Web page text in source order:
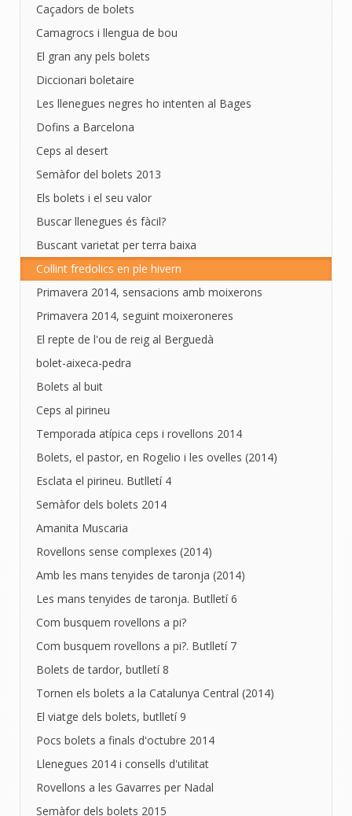
Caçadors de bolets
Camagrocs i llengua de bou
El gran any pels bolets
Diccionari boletaire
Les llenegues negres ho intenten al Bages
Dofins a Barcelona
Ceps al desert
Semàfor del bolets 2013
Els bolets i el seu valor
Buscar llenegues és fàcil?
Buscant varietat per terra baixa
Collint fredolics en ple hivern
Primavera 2014, sensacions amb moixerons
Primavera 2014, seguint moixeroneres
El repte de l'ou de reig al Berguedà
bolet-aixeca-pedra
Bolets al buit
Ceps al pirineu
Temporada atípica ceps i rovellons 2014
Bolets, el pastor, en Rogelio i les ovelles (2014)
Esclata el pirineu. Butlletí 4
Semàfor dels bolets 2014
Amanita Muscaria
Rovellons sense complexes (2014)
Amb les mans tenyides de taronja (2014)
Les mans tenyides de taronja. Butlletí 6
Com busquem rovellons a pi?
Com busquem rovellons a pi?. Butlletí 7
Bolets de tardor, butlletí 8
Tornen els bolets a la Catalunya Central (2014)
El viatge dels bolets, butlletí 9
Pocs bolets a finals d'octubre 2014
Llenegues 2014 i consells d'utilitat
Rovellons a les Gavarres per Nadal
Semàfor dels bolets 2015